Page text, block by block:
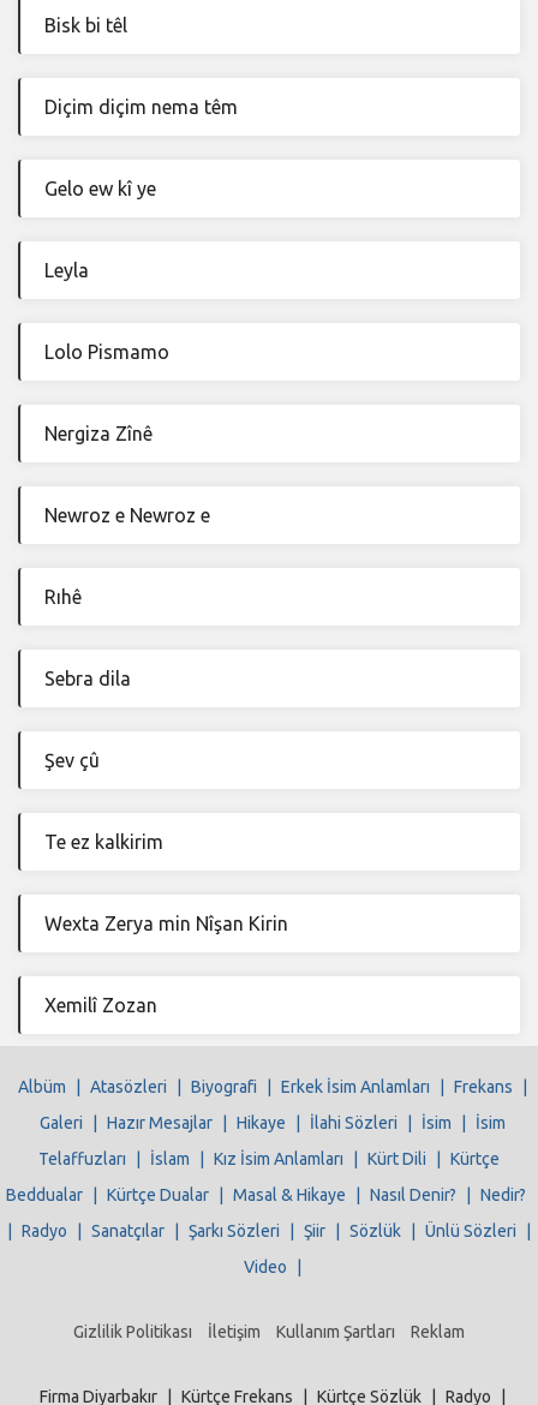
Bisk bi têl
Diçim diçim nema têm
Gelo ew kî ye
Leyla
Lolo Pismamo
Nergiza Zînê
Newroz e Newroz e
Rıhê
Sebra dila
Şev çû
Te ez kalkirim
Wexta Zerya min Nîşan Kirin
Xemilî Zozan
Albüm Atasözleri Biyografi Erkek İsim Anlamları Frekans
Galeri
Hazır Mesajlar Hikaye İlahi Sözleri İsim
İsim
Telaffuzları
İslam Kız İsim Anlamları Kürt Dili
Kürtçe
Beddualar
Kürtçe Dualar Masal & Hikaye Nasıl Denir?
Nedir?
Radyo Sanatçılar Şarkı Sözleri Şiir Sözlük Ünlü Sözleri
Video
Gizlilik Politikası İletişim Kullanım Şartları Reklam
Firma Diyarbakır Kürtçe Frekans Kürtçe Sözlük Radyo